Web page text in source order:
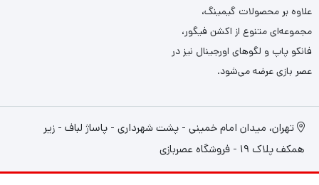
علاوه بر محصولات گیمینگ،
مجموعه‌ای متنوع از اکشن فیگور،
فانکو پاپ و لگوهای اورجینال نیز در
عصر بازی عرضه می‌شود.
تهران، میدان امام خمینی - پشت شهرداری - پاساژ لباف - زیر
همکف پلاک 19 - فروشگاه عصربازی